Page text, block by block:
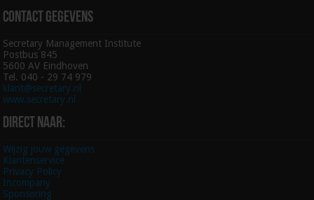
Contact gegevens
Secretary Management Institute
Postbus 845
5600 AV Eindhoven
Tel. 040 - 29 74 979
klant@secretary.nl
www.secretary.nl
Direct naar:
Wijzig jouw gegevens
Klantenservice
Privacy Policy
Incompany
Sponsoring